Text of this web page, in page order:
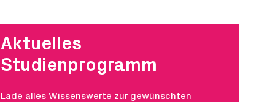
Aktuelles
Studienprogramm
Lade alles Wissenswerte zur gewünschten